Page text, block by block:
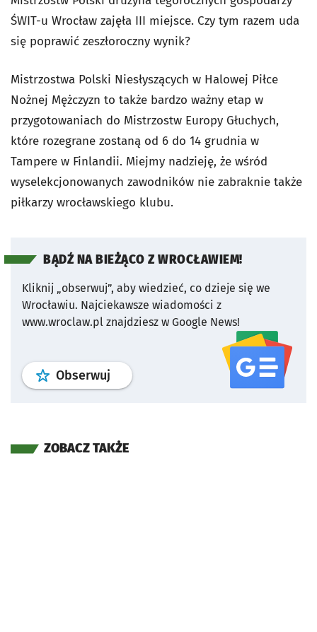
ŚWIT-u Wrocław zajęła III miejsce. Czy tym razem uda
się poprawić zeszłoroczny wynik?
Mistrzostwa Polski Niesłyszących w Halowej Piłce
Nożnej Mężczyzn to także bardzo ważny etap w
przygotowaniach do Mistrzostw Europy Głuchych,
które rozegrane zostaną od 6 do 14 grudnia w
Tampere w Finlandii. Miejmy nadzieję, że wśród
wyselekcjonowanych zawodników nie zabraknie także
piłkarzy wrocławskiego klubu.
BĄDŹ NA BIEŻĄCO Z WROCŁAWIEM!
Kliknij „obserwuj”, aby wiedzieć, co dzieje się we
Wrocławiu. Najciekawsze wiadomości z
www.wroclaw.pl znajdziesz w Google News!
Obserwuj profil serwisu
ZOBACZ TAKŻE